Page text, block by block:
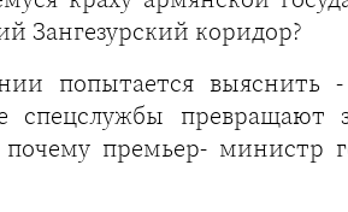
Зангезурский коридор?
попытается
превращают
премьер- министр